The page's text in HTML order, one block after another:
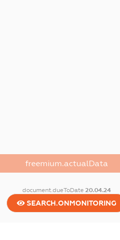
freemium.actualData
document.dueToDate 20.04.24
SEARCH.ONMONITORING